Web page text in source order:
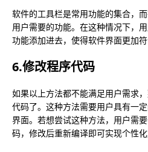
软件的工具栏是常用功能的集合，
用户需要的功能。在这种情况下，
功能添加进去，使得软件界面更加符
6.修改程序代码
如果以上方法都不能满足用户需求
代码了。这种方法需要用户具有一
界面。若想尝试这种方法，用户需
码，修改后重新编译即可实现个性化